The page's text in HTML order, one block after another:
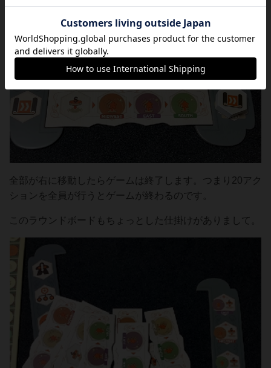
全部が右に移動したらゲームは終了します。つまり20アク
ションを全員が行うとゲームが終わるのです。
このラウンドボードもちょっとした仕掛けがありまして。